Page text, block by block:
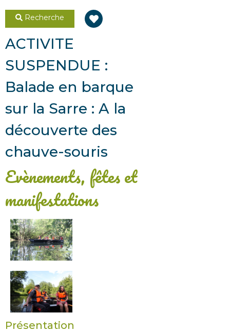
Recherche
ACTIVITE
SUSPENDUE :
Balade en barque
sur la Sarre : A la
découverte des
chauve-souris
Evènements, fêtes et
manifestations
Présentation